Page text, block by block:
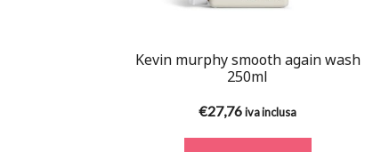
Kevin murphy smooth again wash
250ml
€27,76iva inclusa